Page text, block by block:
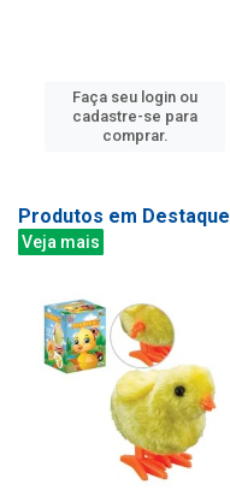
Faça seu login ou
cadastre-se para
comprar.
Produtos em Destaque
Veja mais